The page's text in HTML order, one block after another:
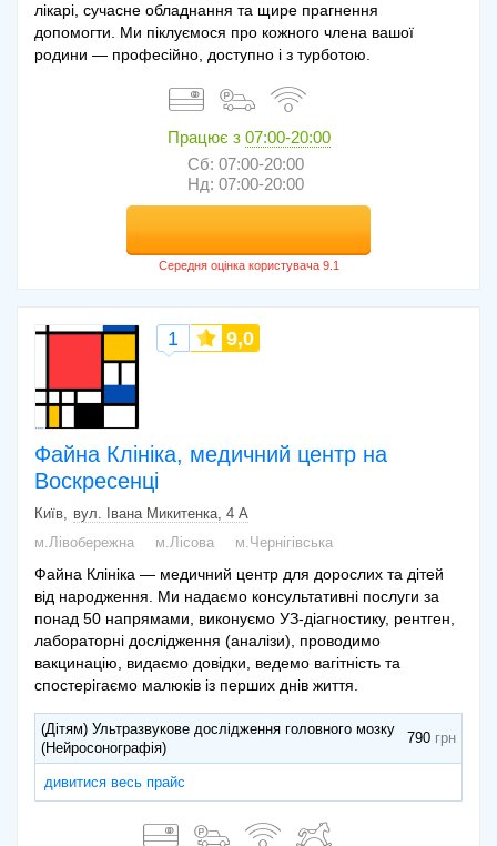
лікарі, сучасне обладнання та щире прагнення
допомогти. Ми піклуємося про кожного члена вашої
родини — професійно, доступно і з турботою.
Працює з 07:00-20:00
Сб: 07:00-20:00
Нд: 07:00-20:00
Файна Клініка, медичний центр на
Воскресенці
1 9,0
Київ
вул. Івана Микитенка, 4 А
м.Лівобережна
м.Лісова м.Чернігівська
Файна Клініка — медичний центр для дорослих та дітей
від народження. Ми надаємо консультативні послуги за
понад 50 напрямами, виконуємо УЗ-діагностику, рентген,
лабораторні дослідження (аналізи), проводимо
вакцинацію, видаємо довідки, ведемо вагітність та
спостерігаємо малюків із перших днів життя.
(Дітям) Ультразвукове дослідження головного мозку
(Нейросонографія)
790
дивитися весь прайс